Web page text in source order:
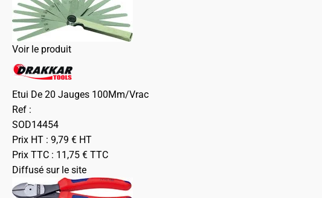
Voir le produit
Etui De 20 Jauges 100Mm/Vrac
Ref :
SOD14454
Prix HT : 9,79 € HT
Prix TTC : 11,75 € TTC
Diffusé sur le site